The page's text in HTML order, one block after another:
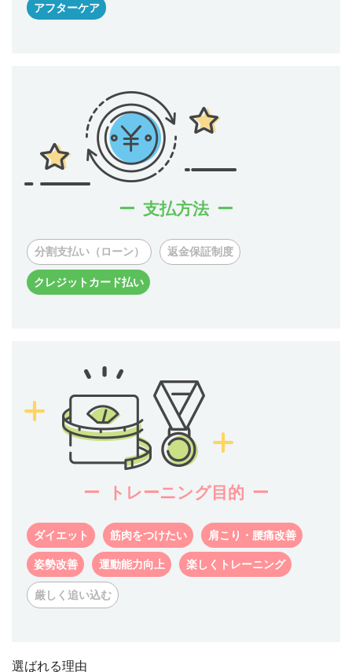
アフターケア
支払方法
分割支払い（ローン） 返金保証制度
クレジットカード払い
トレーニング目的
ダイエット 筋肉をつけたい 肩こり・腰痛改善
姿勢改善 運動能力向上 楽しくトレーニング
厳しく追い込む
選ばれる理由